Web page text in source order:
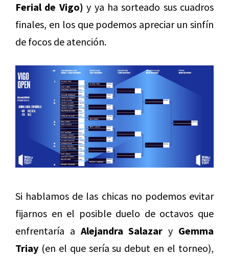
Ferial de Vigo) y ya ha sorteado sus cuadros
finales, en los que podemos apreciar un sinfín
de focos de atención.
Si hablamos de las chicas no podemos evitar
fijarnos en el posible duelo de octavos que
enfrentaría a Alejandra Salazar y Gemma
Triay (en el que sería su debut en el torneo),